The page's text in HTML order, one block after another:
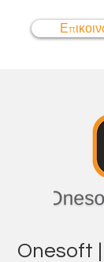
Onesoft |